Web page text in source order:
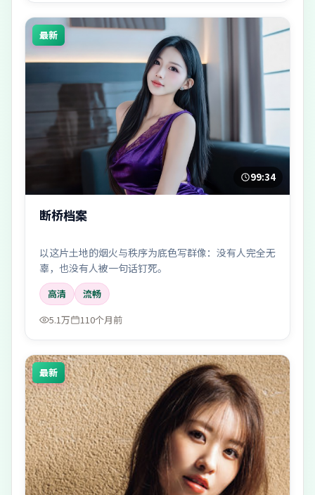
最新
99:34
断桥档案
以这片土地的烟火与秩序为底色写群像：没有人完全无
辜，也没有人被一句话钉死。
高清
流畅
5.1万
110个月前
最新